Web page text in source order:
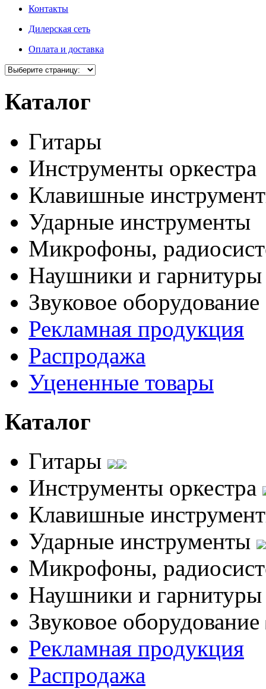
Контакты
Дилерская сеть
Оплата и доставка
Каталог
Гитары
Инструменты оркестра
Клавишные
Ударные инструменты
Микрофоны,
Наушники и гарнитуры
Звуковое оборудование
Рекламная продукция
Распродажа
Уцененные товары
Каталог
Гитары
Инструменты оркестра
Клавишные
Ударные инструменты
Микрофоны,
Наушники и
Звуковое оборудование
Рекламная продукция
Распродажа